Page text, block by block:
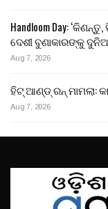
Handloom Day:
ଦେଶୀ ବୁଣାକାରଙ୍କୁ
Aug 7, 2026
ହିଟ୍ ଆଣ୍ଡ୍ ରନ୍ ମାମଲା:
Aug 7, 2026